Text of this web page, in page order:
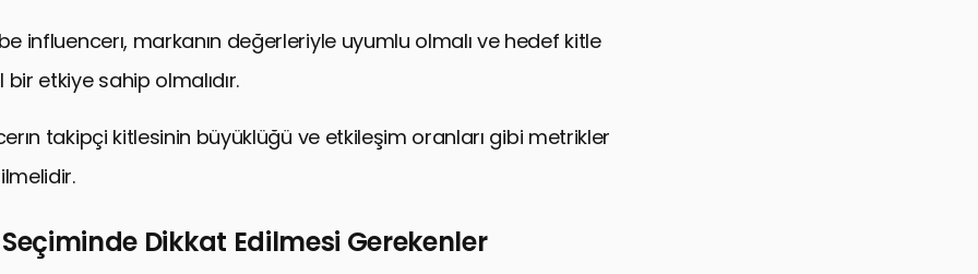
influencerı, markanın değerleriyle uyumlu olmalı ve hedef kitle
etkiye sahip olmalıdır.
takipçi kitlesinin büyüklüğü ve etkileşim oranları gibi metrikler
Dikkat Edilmesi Gerekenler